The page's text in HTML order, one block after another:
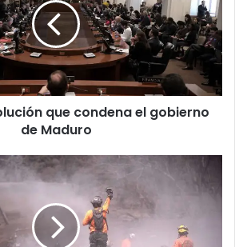
que condena el gobierno
de Maduro